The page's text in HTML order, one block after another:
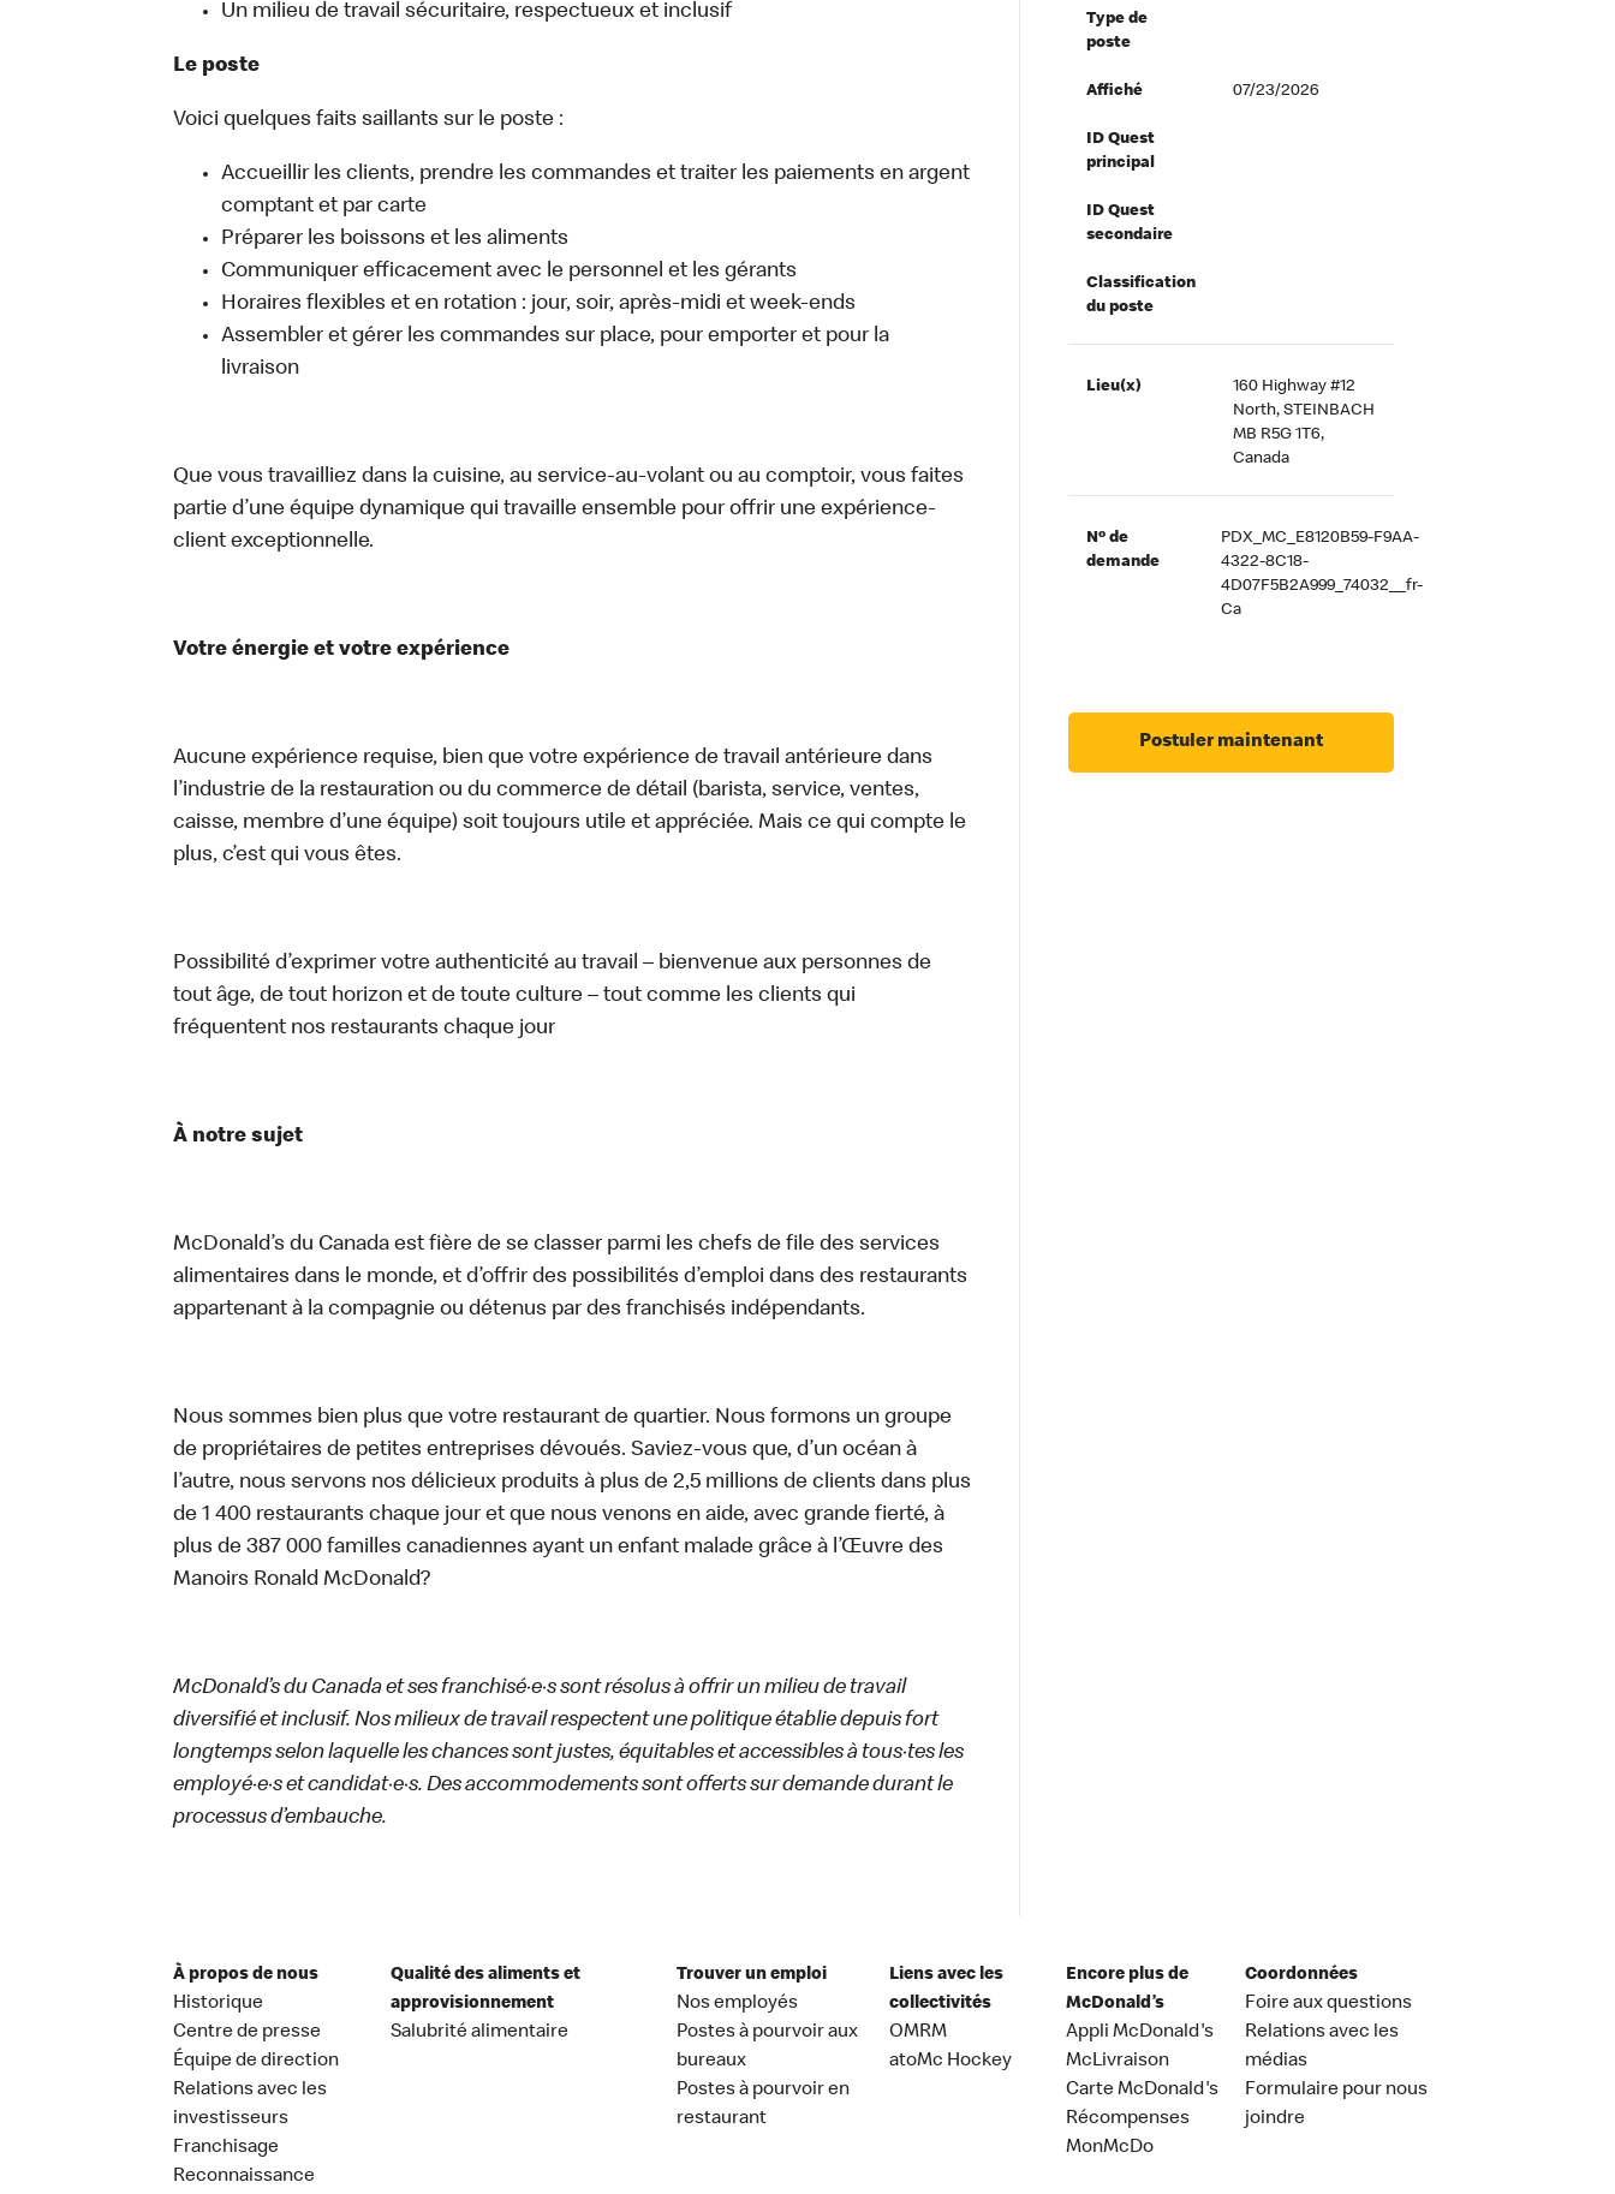
Un milieu de travail sécuritaire, respectueux et inclusif
Le poste
Voici quelques faits saillants sur le poste :
Accueillir les clients, prendre les commandes et traiter les paiements en argent
comptant et par carte
Préparer les boissons et les aliments
Communiquer efficacement avec le personnel et les gérants
Horaires flexibles et en rotation : jour, soir, après-midi et week-ends
Assembler et gérer les commandes sur place, pour emporter et pour la
livraison
Que vous travailliez dans la cuisine, au service-au-volant ou au comptoir, vous faites
partie d’une équipe dynamique qui travaille ensemble pour offrir une expérience-
client exceptionnelle.
Votre énergie et votre expérience
Aucune expérience requise, bien que votre expérience de travail antérieure dans
l’industrie de la restauration ou du commerce de détail (barista, service, ventes,
caisse, membre d’une équipe) soit toujours utile et appréciée. Mais ce qui compte le
plus, c’est qui vous êtes.
Possibilité d’exprimer votre authenticité au travail – bienvenue aux personnes de
tout âge, de tout horizon et de toute culture – tout comme les clients qui
fréquentent nos restaurants chaque jour
À notre sujet
McDonald’s du Canada est fière de se classer parmi les chefs de file des services
alimentaires dans le monde, et d’offrir des possibilités d’emploi dans des restaurants
appartenant à la compagnie ou détenus par des franchisés indépendants.
Nous sommes bien plus que votre restaurant de quartier. Nous formons un groupe
de propriétaires de petites entreprises dévoués. Saviez-vous que, d’un océan à
l’autre, nous servons nos délicieux produits à plus de 2,5 millions de clients dans plus
de 1 400 restaurants chaque jour et que nous venons en aide, avec grande fierté, à
plus de 387 000 familles canadiennes ayant un enfant malade grâce à l’Œuvre des
Manoirs Ronald McDonald?
McDonald’s du Canada et ses franchisé·e·s sont résolus à offrir un milieu de travail
diversifié et inclusif. Nos milieux de travail respectent une politique établie depuis fort
longtemps selon laquelle les chances sont justes, équitables et accessibles à tous·tes les
employé·e·s et candidat·e·s. Des accommodements sont offerts sur demande durant le
processus d’embauche.
Type de
poste
Affiché 07/23/2026
ID Quest
principal
ID Quest
secondaire
Classification
du poste
Lieu(x)
160 Highway #12
North, STEINBACH
MB R5G 1T6,
Canada
Nº de
demande
PDX_MC_E8120B59-F9AA-
4322-8C18-
4D07F5B2A999_74032__fr-
Ca
Postuler maintenant
À propos de nous
Historique
Centre de presse
Équipe de direction
Relations avec les
investisseurs
Franchisage
Reconnaissance
Qualité des aliments et
approvisionnement
Salubrité alimentaire
Trouver un emploi
Nos employés
Postes à pourvoir aux
bureaux
Postes à pourvoir en
restaurant
Liens avec les
collectivités
OMRM
atoMc Hockey
Encore plus de
McDonald’s
Appli McDonald's
McLivraison
Carte McDonald's
Récompenses
MonMcDo
Coordonnées
Foire aux questions
Relations avec les
médias
Formulaire pour nous
joindre